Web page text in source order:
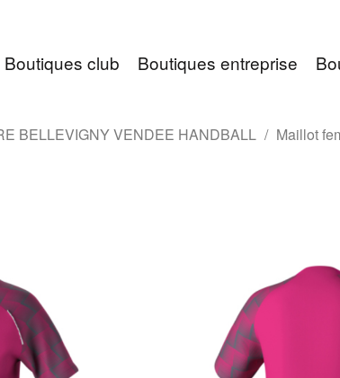
Boutiques club Boutiques entreprise
BELLEVIGNY VENDEE HANDBALL Maillot